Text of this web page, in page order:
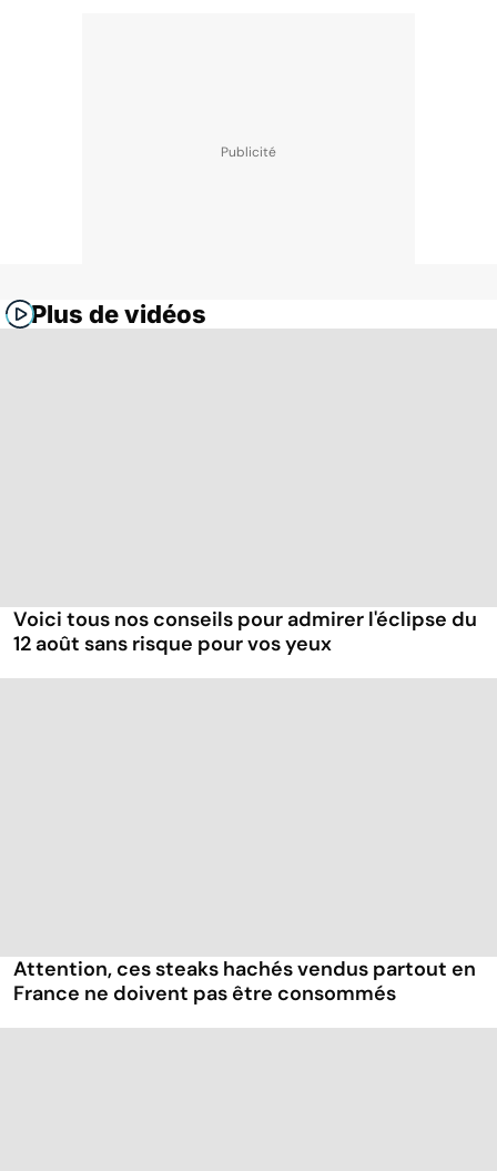
Plus de vidéos
Voici tous nos conseils pour admirer l'éclipse du
12 août sans risque pour vos yeux
Attention, ces steaks hachés vendus partout en
France ne doivent pas être consommés